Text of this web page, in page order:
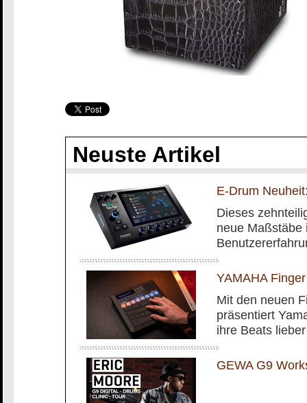
Neuste Artikel
E-Drum
Dieses
neue Maßstäbe
YAMAHA
Mit den neuen
präsentiert
ihre Beats
GEWA G9